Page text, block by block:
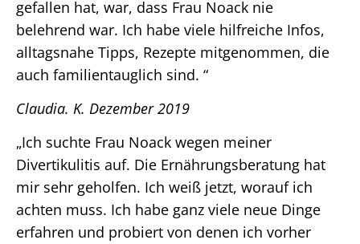
gefallen hat, war, dass Frau Noack nie
belehrend war. Ich habe viele hilfreiche Infos,
alltagsnahe Tipps, Rezepte mitgenommen, die
auch familientauglich sind. “
Claudia. K. Dezember 2019
„Ich suchte Frau Noack wegen meiner
Divertikulitis auf. Die Ernährungsberatung hat
mir sehr geholfen. Ich weiß jetzt, worauf ich
achten muss. Ich habe ganz viele neue Dinge
erfahren und probiert von denen ich vorher